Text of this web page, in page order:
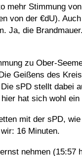
mehr Stimmung
von der €dU).
Ja, die
zu Ober-
Geißens des
sPD stellt dabei
hat sich wohl
mit der sPD,
16 Minuten.
nehmen (15:57